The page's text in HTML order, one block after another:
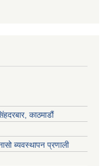
काठमाडौं
ब्यवस्थापन प्रणाली